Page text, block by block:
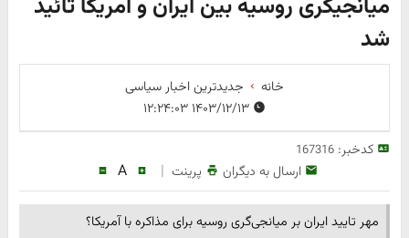
میانجیگری روسیه بین ایران و آمریکا تائید
شد
خانه
جدیدترین اخبار سیاسی
۱۴۰۳/۱۲/۱۳ ۱۲:۲۴:۰۳
کدخبر:167316
ارسال به دیگران پرینت |
A
​مهر تایید ایران بر میانجی‌گری روسیه برای مذاکره با آمریکا؟